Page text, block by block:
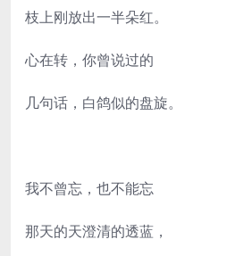
枝上刚放出一半朵红。
心在转，你曾说过的
几句话，白鸽似的盘旋。
我不曾忘，也不能忘
那天的天澄清的透蓝，